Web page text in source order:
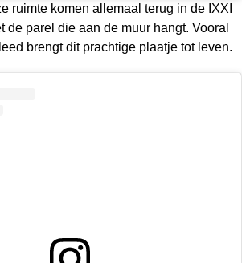
ruimte komen allemaal terug in de IXXI
de parel die aan de muur hangt. Vooral
brengt dit prachtige plaatje tot leven.